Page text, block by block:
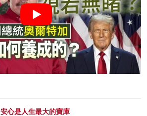
安心是人生最大的寶庫